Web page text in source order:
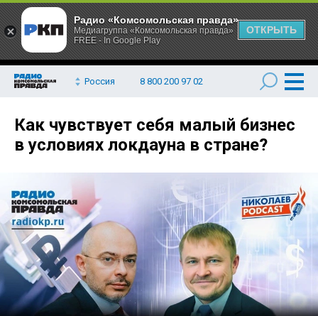
Россия 8 800 200 97 02
Как чувствует себя малый бизнес
в условиях локдауна в стране?
Радио «Комсомольская правда»
Медиагруппа «Комсомольская правда»
FREE - In Google Play
ОТКРЫТЬ